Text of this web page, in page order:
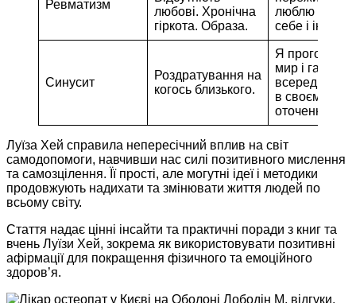
Ревматизм
любові. Хронічна
гіркота. Образа.
люблю і
себе і інших.
Синусит
Роздратування на
когось близького.
Я
мир і
всередині
в своєму
оточенні
Луїза Хей справила непересічний вплив на світ
самодопомоги, навчивши нас силі позитивного мислення
та самозцілення. Її прості, але могутні ідеї і методики
продовжують надихати та змінювати життя людей по
всьому світу.
Стаття надає цінні інсайти та практичні поради з книг та
вчень Луїзи Хей, зокрема як використовувати позитивні
афірмації для покращення фізичного та емоційного
здоров’я.